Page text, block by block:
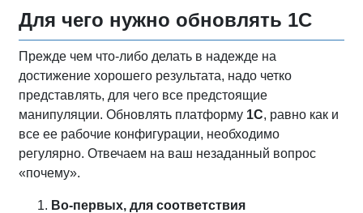
Для чего нужно обновлять 1С
Прежде чем что-либо делать в надежде на
достижение хорошего результата, надо четко
представлять, для чего все предстоящие
манипуляции. Обновлять платформу 1С, равно как и
все ее рабочие конфигурации, необходимо
регулярно. Отвечаем на ваш незаданный вопрос
«почему».
Во-первых, для соответствия